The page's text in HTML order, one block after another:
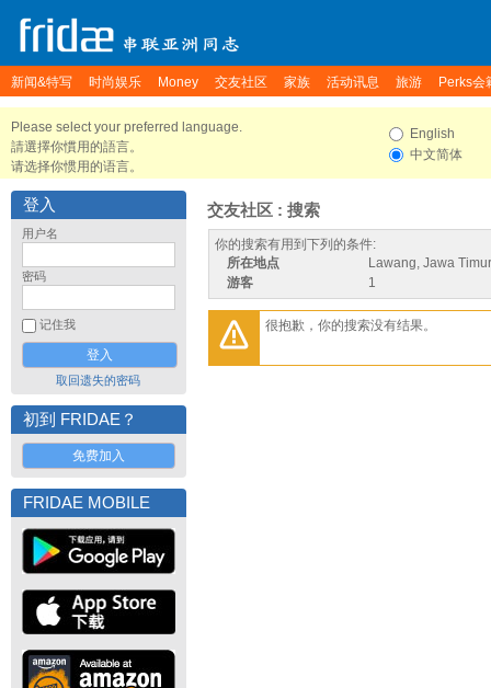
新闻&特写 时尚娱乐 Money 交友社区 家族 活动讯息 旅游 Perks会
Please select your preferred language.
請選擇你慣用的語言。
请选择你惯用的语言。
English
中文简体
登入
用户名
密码
记住我
取回遗失的密码
初到 FRIDAE？
免费加入
FRIDAE MOBILE
交友社区 : 搜索
你的搜索有用到下列的条件:
所在地点
Lawang, Jawa
游客
1
很抱歉，你的搜索没有结果。